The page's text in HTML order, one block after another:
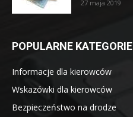
27 maja 2019
POPULARNE KATEGORIE
Informacje dla kierowców
Wskazówki dla kierowców
Bezpieczeństwo na drodze